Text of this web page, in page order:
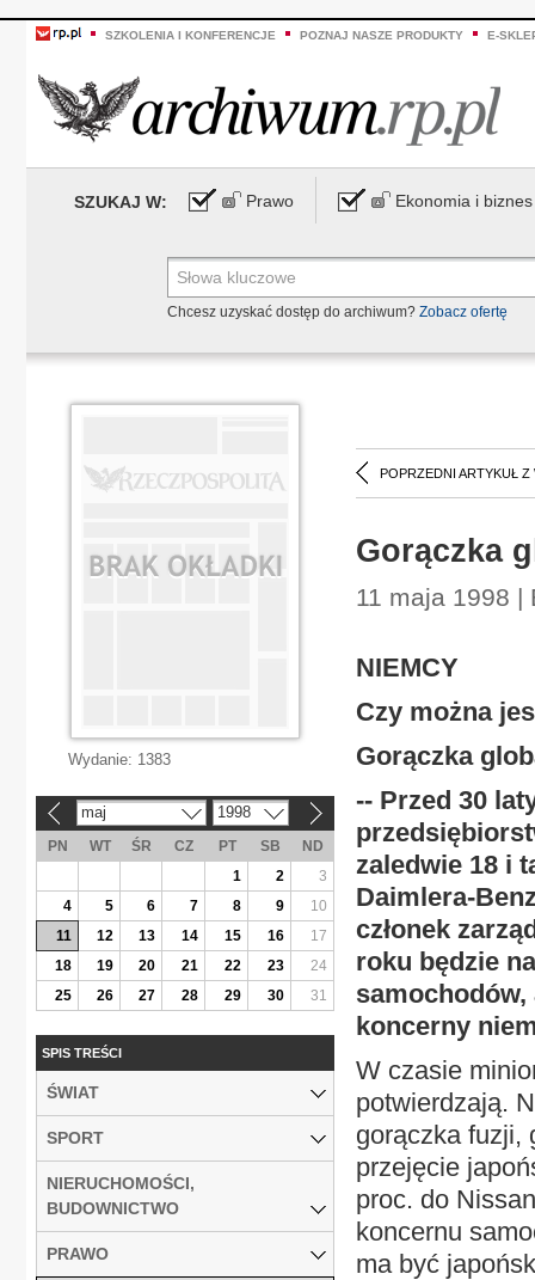
SZKOLENIA I KONFERENCJE POZNAJ NASZE PRODUKTY E-
SZUKAJ W: Prawo Ekonomia i biznes
Chcesz uzyskać dostęp do archiwum? Zobacz ofertę
POPRZEDNI ARTYKUŁ Z
Gorączka
11 maja 1998 |
NIEMCY
Czy można
Gorączka
-- Przed 30
zaledwie 18 i
Daimlera-
członek
roku będzie
samochodów,
koncerny
W czasie
potwierdzają.
gorączka fuzji,
przejęcie
proc. do
koncernu
ma być
Wydanie: 1383
maj 1998
PN WT ŚR CZ PT SB
ND
1
2
3
4
5 6 7 8 9
10
11
12 13 14 15 16
17
18
19 20 21 22 23
24
25
26 27 28 29 30 31
SPIS TREŚCI
ŚWIAT
SPORT
NIERUCHOMOŚCI,
BUDOWNICTWO
PRAWO